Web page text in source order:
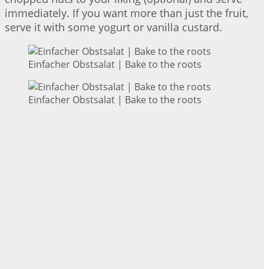
immediately. If you want more than just the fruit,
serve it with some yogurt or vanilla custard.
Einfacher Obstsalat | Bake to the roots
Einfacher Obstsalat | Bake to the roots